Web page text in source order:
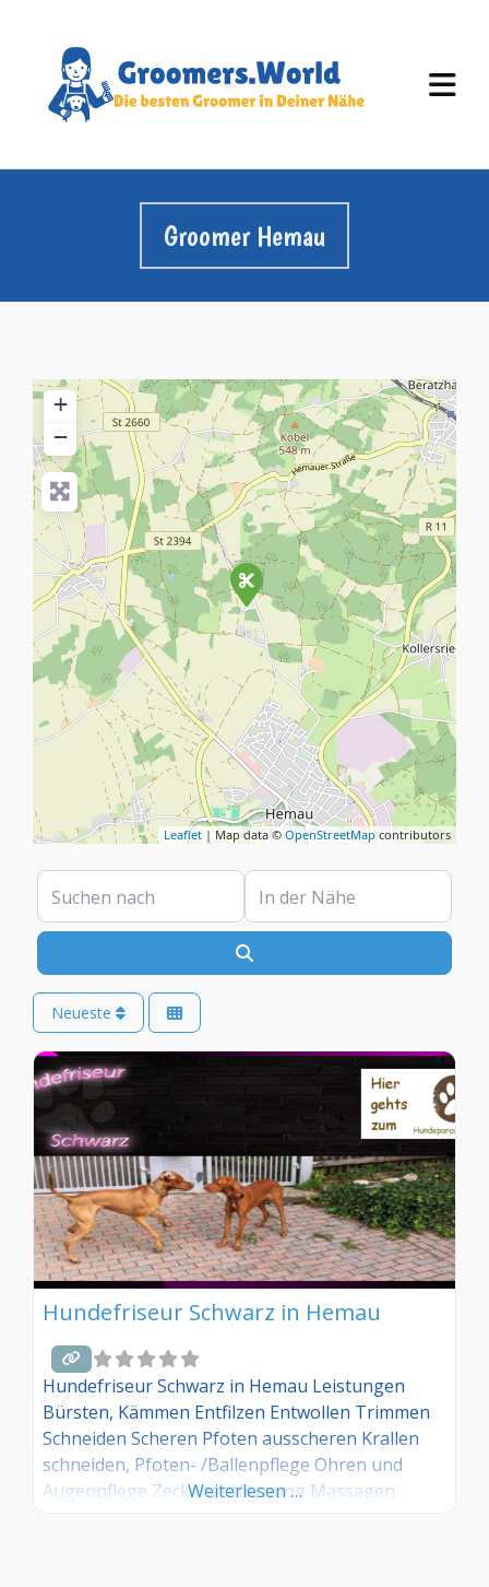
Groomer Hemau
+
−
Leaflet | Map data ©OpenStreetMap contributors
Suchen nach In der Nähe
Neueste
Hundefriseur Schwarz in Hemau
Hundefriseur Schwarz in Hemau Leistungen
Bürsten, Kämmen Entfilzen Entwollen Trimmen
Schneiden Scheren Pfoten ausscheren Krallen
schneiden, Pfoten- /Ballenpflege Ohren und
Augenpflege Zeckenentfernung Massagen
Weiterlesen …